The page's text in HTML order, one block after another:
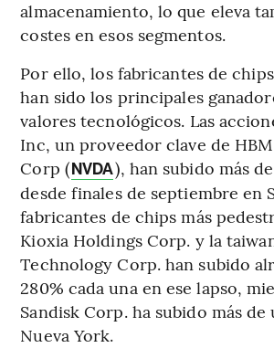
almacenamiento, lo que eleva
costes en esos segmentos.
Por ello, los fabricantes de
han sido los principales
valores tecnológicos. Las
Inc, un proveedor clave de
Corp (NVDA), han subido más
desde finales de septiembre en
fabricantes de chips más
Kioxia Holdings Corp. y la
Technology Corp. han subido
280% cada una en ese lapso,
Sandisk Corp. ha subido más de
Nueva York.